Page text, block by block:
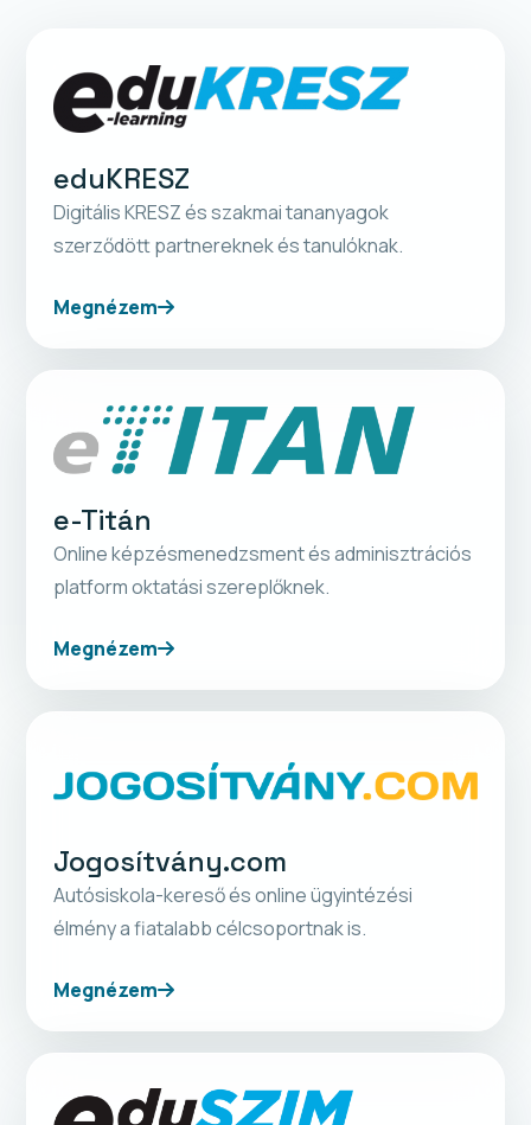
eduKRESZ
Digitális KRESZ és szakmai tananyagok
szerződött partnereknek és tanulóknak.
Megnézem
e-Titán
Online képzésmenedzsment és adminisztrációs
platform oktatási szereplőknek.
Megnézem
Jogosítvány.com
Autósiskola-kereső és online ügyintézési
élmény a fiatalabb célcsoportnak is.
Megnézem